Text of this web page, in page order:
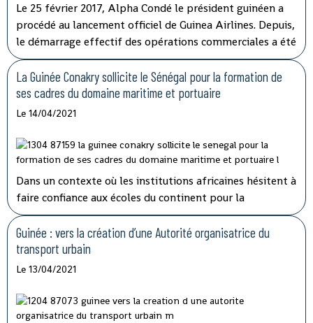
Le 25 février 2017, Alpha Condé le président guinéen a
procédé au lancement officiel de Guinea Airlines. Depuis,
le démarrage effectif des opérations commerciales a été
reporté à plusieurs reprises. Le sort de la compagnie a
finalement été tranché par l'Etat qui détenait 20% des
parts.
La Guinée Conakry sollicite le Sénégal pour la formation de
ses cadres du domaine maritime et portuaire
Le 14/04/2021
Dans un contexte où les institutions africaines hésitent à
faire confiance aux écoles du continent pour la
formation de leurs travailleurs, la Guinée Conakry et le
Sénégal concrétisent leur coopération dans le domaine
maritime et portuaire.
Guinée : vers la création d’une Autorité organisatrice du
transport urbain
Le 13/04/2021